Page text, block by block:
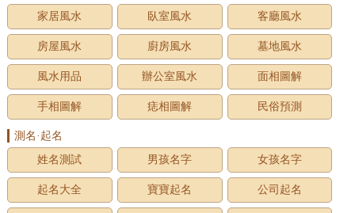
家居風水
臥室風水 客廳風水
房屋風水 廚房風水 墓地風水
風水用品 辦公室風水 面相圖解
手相圖解 痣相圖解 民俗預測
測名·起名
姓名測試
男孩名字 女孩名字
起名大全 寶寶起名 公司起名